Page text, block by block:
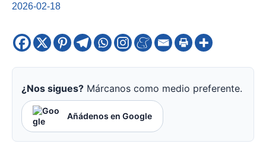
2026-02-18
¿Nos sigues? Márcanos como medio preferente.
Añádenos en Google